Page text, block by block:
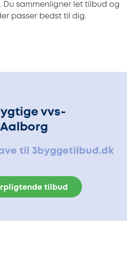
Du sammenligner let tilbud og
passer bedst til dig.
vvs-
til 3byggetilbud.dk
tilbud